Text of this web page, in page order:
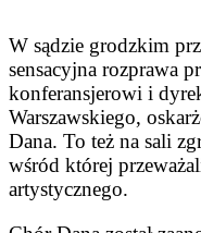
W sądzie grodzkim
sensacyjna roz­prawa
konferansjerowi i
Warszawskie­go,
Dana. To też na sali
wśród której
artystycznego.